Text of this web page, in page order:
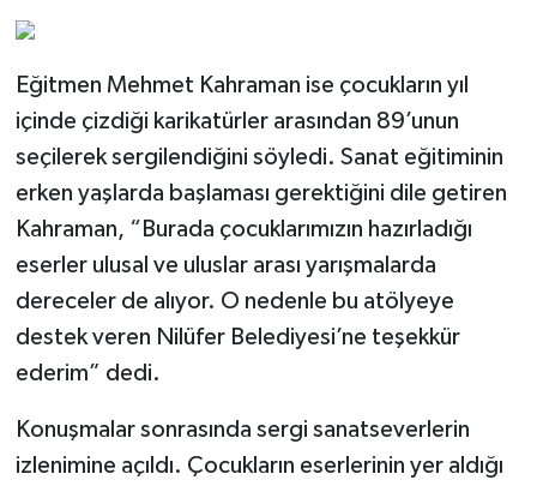
Eğitmen Mehmet Kahraman ise çocukların yıl
içinde çizdiği karikatürler arasından 89’unun
seçilerek sergilendiğini söyledi. Sanat eğitiminin
erken yaşlarda başlaması gerektiğini dile getiren
Kahraman, “Burada çocuklarımızın hazırladığı
eserler ulusal ve uluslar arası yarışmalarda
dereceler de alıyor. O nedenle bu atölyeye
destek veren Nilüfer Belediyesi’ne teşekkür
ederim” dedi.
Konuşmalar sonrasında sergi sanatseverlerin
izlenimine açıldı. Çocukların eserlerinin yer aldığı